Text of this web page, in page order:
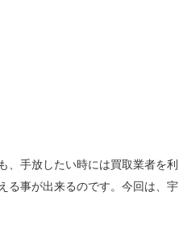
、手放したい時には買取業者を利
る事が出来るのです。今回は、宇